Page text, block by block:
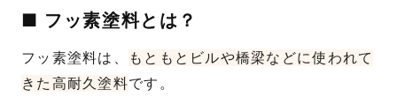
■ フッ素塗料とは？
フッ素塗料は、
もともとビルや橋梁などに使われて
きた高耐久塗料です。